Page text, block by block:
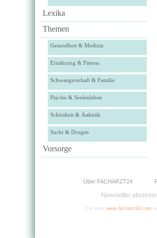
Lexika
Themen
Gesundheit & Medizin
Ernährung & Fitness
Schwangerschaft & Familie
Psyche & Seelenleben
Schönheit & Ästhetik
Sucht & Drogen
Vorsorge
Über FACHARZT24
Newsletter
Die unter www.facharzt24.com